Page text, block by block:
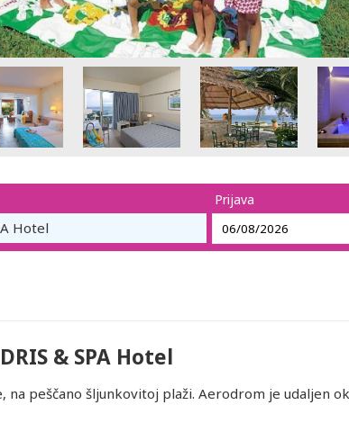
Hotel
Prijava
& SPA Hotel
na peščano šljunkovitoj plaži. Aerodrom je udaljen